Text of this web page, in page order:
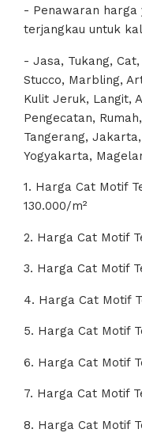
- Penawaran
terjangkau untuk
- Jasa, Tukang,
Stucco, Marbling,
Kulit Jeruk, Langit,
Pengecatan,
Tangerang,
Yogyakarta,
1. Harga Cat Motif
130.000/m²
2. Harga Cat Motif
3. Harga Cat Motif
4. Harga Cat Motif
5. Harga Cat Motif
6. Harga Cat Motif
7. Harga Cat Motif
8. Harga Cat Motif